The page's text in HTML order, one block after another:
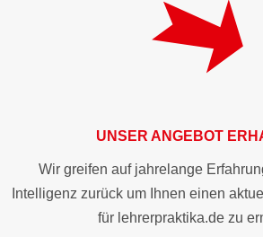
UNSER ANGEBOT
Wir greifen auf jahrelange
Intelligenz zurück um Ihnen einen
für lehrerpraktika.de zu